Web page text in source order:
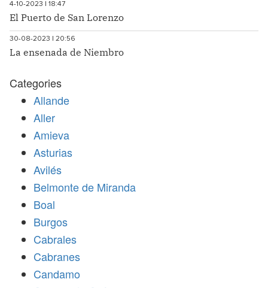
4-10-2023 | 18:47
El Puerto de San Lorenzo
30-08-2023 | 20:56
La ensenada de Niembro
Categories
Allande
Aller
Amieva
Asturias
Avilés
Belmonte de Miranda
Boal
Burgos
Cabrales
Cabranes
Candamo